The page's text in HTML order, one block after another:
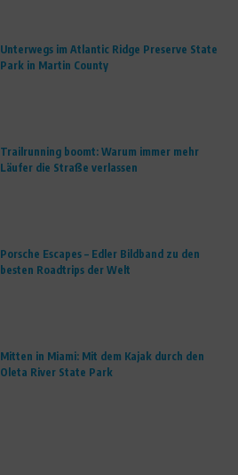
Unterwegs im Atlantic Ridge Preserve State
Park in Martin County
Trailrunning boomt: Warum immer mehr
Läufer die Straße verlassen
Porsche Escapes – Edler Bildband zu den
besten Roadtrips der Welt
Mitten in Miami: Mit dem Kajak durch den
Oleta River State Park